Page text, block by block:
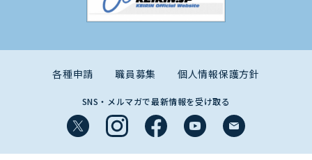
各種申請 職員募集 個人情報保護方針
SNS・メルマガで最新情報を受け取る